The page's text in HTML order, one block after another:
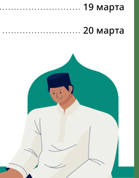
19 марта
20 марта